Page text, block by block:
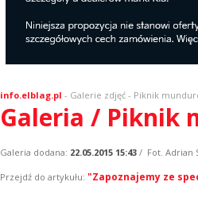
info.elblag.pl - Galerie zdjęć- Piknik
Galeria / Piknik
Galeria dodana: 22.05.2015 15:43/ Fot. Adrian
Przejdź do artykułu: "Zapoznajemy ze